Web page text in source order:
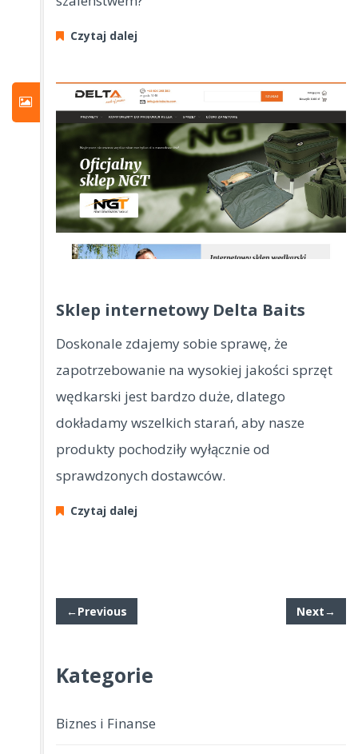
Czytaj dalej
Sklep internetowy Delta Baits
Doskonale zdajemy sobie sprawę, że
zapotrzebowanie na wysokiej jakości sprzęt
wędkarski jest bardzo duże, dlatego
dokładamy wszelkich starań, aby nasze
produkty pochodziły wyłącznie od
sprawdzonych dostawców.
Czytaj dalej
←Previous Next→
Kategorie
Biznes i Finanse